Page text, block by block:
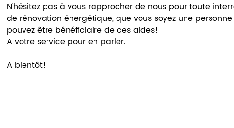
N'hésitez pas à vous rapprocher de nous pour toute
de rénovation énergétique, que vous soyez une
pouvez être bénéficiaire de ces aides!
A votre service pour en parler.
A bientôt!